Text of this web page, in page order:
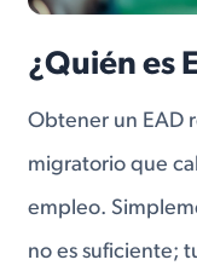
¿Quién es
Obtener un EAD
migratorio que
empleo.
no es suficiente;